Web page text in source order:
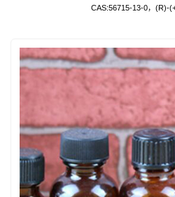
CAS:56715-13-0，(R)-